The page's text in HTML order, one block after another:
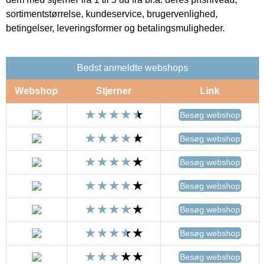
sortimentstørrelse, kundeservice, brugervenlighed,
betingelser, leveringsformer og betalingsmuligheder.
Bedst anmeldte webshops
Webshop Stjerner Link
Besøg webshop
Besøg webshop
Besøg webshop
Besøg webshop
Besøg webshop
Besøg webshop
Besøg webshop